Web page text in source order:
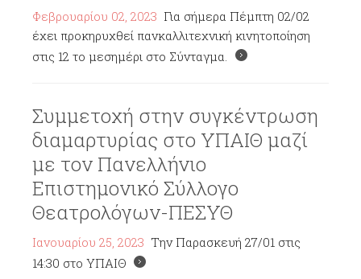
Φεβρουαρίου 02, 2023 Για σήμερα Πέμπτη 02/02
έχει προκηρυχθεί πανκαλλιτεχνική κινητοποίηση
στις 12 το μεσημέρι στο Σύνταγμα.
Συμμετοχή στην συγκέντρωση
διαμαρτυρίας στο ΥΠΑΙΘ μαζί
με τον Πανελλήνιο
Επιστημονικό Σύλλογο
Θεατρολόγων-ΠΕΣΥΘ
Ιανουαρίου 25, 2023 Την Παρασκευή 27/01 στις
14:30 στο ΥΠΑΙΘ